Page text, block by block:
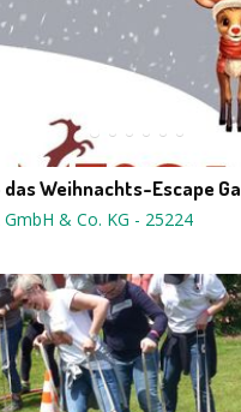
Weihnachts-Escape
GmbH & Co. KG - 25224